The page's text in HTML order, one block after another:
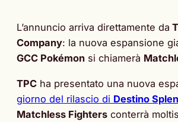
L’annuncio arriva direttamente da
Company: la nuova espansione
GCC Pokémon si chiamerà
TPC ha presentato una nuova
giorno del rilascio di Destino
Matchless Fighters conterrà